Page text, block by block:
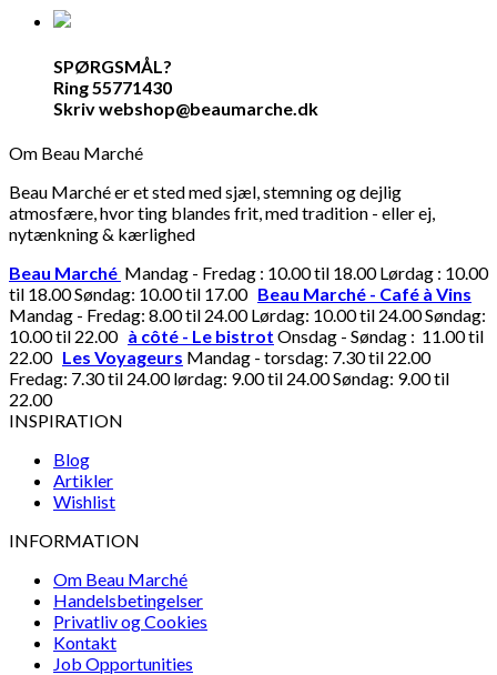
SPØRGSMÅL?
Ring 55771430
Skriv webshop@beaumarche.dk
Om Beau Marché
Beau Marché er et sted med sjæl, stemning og dejlig
atmosfære, hvor ting blandes frit, med tradition - eller ej,
nytænkning & kærlighed
Beau Marché Mandag - Fredag : 10.00 til 18.00 Lørdag : 10.00
til 18.00 Søndag: 10.00 til 17.00 Beau Marché - Café à Vins
Mandag - Fredag: 8.00 til 24.00 Lørdag: 10.00 til 24.00 Søndag:
10.00 til 22.00 à côté - Le bistrot Onsdag - Søndag : 11.00 til
22.00 Les Voyageurs Mandag - torsdag: 7.30 til 22.00
Fredag: 7.30 til 24.00 lørdag: 9.00 til 24.00 Søndag: 9.00 til
22.00
INSPIRATION
Blog
Artikler
Wishlist
INFORMATION
Om Beau Marché
Handelsbetingelser
Privatliv og Cookies
Kontakt
Job Opportunities